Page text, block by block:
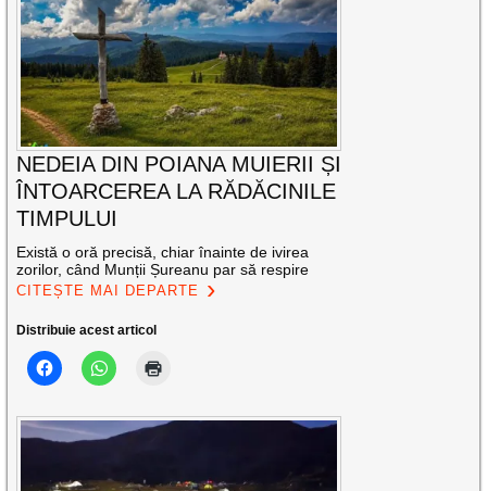
NEDEIA DIN POIANA MUIERII ȘI
ÎNTOARCEREA LA RĂDĂCINILE
TIMPULUI
Există o oră precisă, chiar înainte de ivirea
zorilor, când Munții Șureanu par să respire
CITEȘTE MAI DEPARTE
Distribuie acest articol